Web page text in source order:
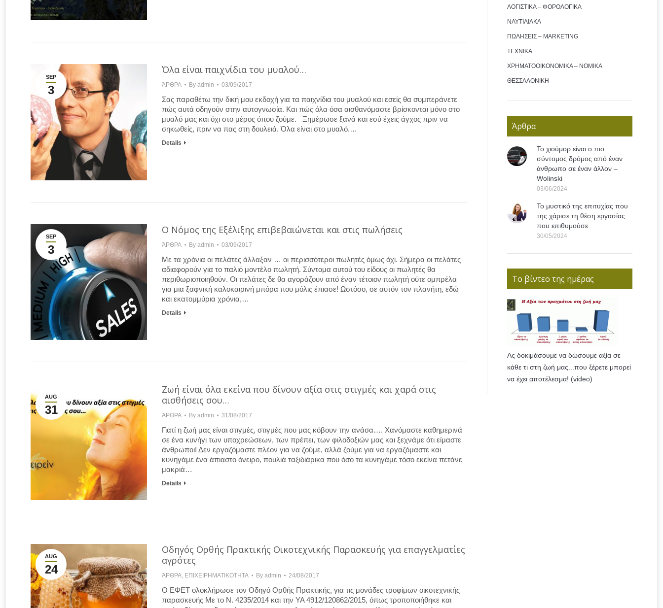
SEP
3
Όλα είναι παιχνίδια του μυαλού…
ΆΡΘΡΑ By admin 03/09/2017
Σας παραθέτω την δική μου εκδοχή για τα παιχνίδια του μυαλού και εσείς θα συμπεράνετε
πώς αυτά οδηγούν στην αυτογνωσία. Και πώς όλα όσα αισθανόμαστε βρίσκονται μόνο στο
μυαλό μας και όχι στο μέρος όπου ζούμε. Ξημέρωσε ξανά και εσύ έχεις άγχος πριν να
σηκωθείς, πριν να πας στη δουλειά. Όλα είναι στο μυαλό.…
Details
SEP
3
Ο Νόμος της Εξέλιξης επιβεβαιώνεται και στις πωλήσεις
ΆΡΘΡΑ By admin 03/09/2017
Με τα χρόνια οι πελάτες άλλαξαν … οι περισσότεροι πωλητές όμως όχι. Σήμερα οι πελάτες
αδιαφορούν για το παλιό μοντέλο πωλητή. Σύντομα αυτού του είδους οι πωλητές θα
περιθωριοποιηθούν. Οι πελάτες δε θα αγοράζουν από έναν τέτοιον πωλητή ούτε ομπρέλα
για μια ξαφνική καλοκαιρινή μπόρα που μόλις έπιασε! Ωστόσο, σε αυτόν τον πλανήτη, εδώ
και εκατομμύρια χρόνια,…
Details
AUG
31
Ζωή είναι όλα εκείνα που δίνουν αξία στις στιγμές και χαρά στις
αισθήσεις σου…
ΆΡΘΡΑ By admin 31/08/2017
Γιατί η ζωή μας είναι στιγμές, στιγμές που μας κόβουν την ανάσα…. Χανόμαστε καθημερινά
σε ένα κυνήγι των υποχρεώσεων, των πρέπει, των φιλοδοξιών μας και ξεχνάμε ότι είμαστε
άνθρωποι! Δεν εργαζόμαστε πλέον για να ζούμε, αλλά ζούμε για να εργαζόμαστε και
κυνηγάμε ένα άπιαστο όνειρο, πουλιά ταξιδιάρικα που όσο τα κυνηγάμε τόσο εκείνα πετάνε
μακριά…
Details
AUG
24
Οδηγός Ορθής Πρακτικής Οικοτεχνικής Παρασκευής για επαγγελματίες
αγρότες
ΆΡΘΡΑ, ΕΠΙΧΕΙΡΗΜΑΤΙΚΟΤΗΤΑ By admin 24/08/2017
Ο ΕΦΕΤ ολοκλήρωσε τον Οδηγό Ορθής Πρακτικής, για τις μονάδες τροφίμων οικοτεχνικής
παρασκευής Με το Ν. 4235/2014 και την ΥΑ 4912/120862/2015, όπως τροποποιήθηκε και
ΛΟΓΙΣΤΙΚΑ – ΦΟΡΟΛΟΓΙΚΑ
ΝΑΥΤΙΛΙΑΚΑ
ΠΩΛΗΣΕΙΣ – MARKETING
ΤΕΧΝΙΚΑ
ΧΡΗΜΑΤΟΟΙΚΟΝΟΜΙΚΑ – ΝΟΜΙΚΑ
ΘΕΣΣΑΛΟΝΙΚΗ
Άρθρα
Το χιούμορ είναι ο πιο
σύντομος δρόμος από έναν
άνθρωπο σε έναν άλλον –
Wolinski
03/06/2024
Το μυστικό της επιτυχίας που
της χάρισε τη θέση εργασίας
που επιθυμούσε
30/05/2024
Το βίντεο της ημέρας
Ας δοκιμάσουμε να δώσουμε αξία σε
κάθε τι στη ζωή μας...που ξέρετε μπορεί
να έχει αποτέλεσμα! (video)